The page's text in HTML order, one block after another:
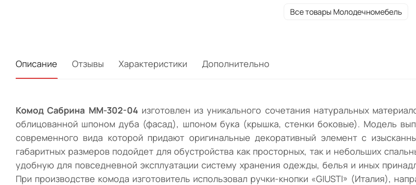
элемент с изысканным узором и
Все товары Молодечномебель
Описание Отзывы Характеристики Дополнительно
Комод Сабрина ММ-302-04 изготовлен из уникального сочетания натуральных
облицованной шпоном дуба (фасад), шпоном бука (крышка, стенки боковые). Модель
современного вида которой придают оригинальные декоративный элемент с
габаритных размеров подойдет для обустройства как просторных, так и небольших
удобную для повседневной эксплуатации систему хранения одежды, белья и иных
При производстве комода изготовитель использовал ручки-кнопки «GIUSTI» (Италия),